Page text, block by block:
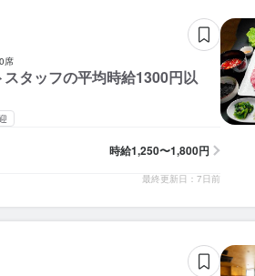
席
タッフの平均時給1300円以
時給1,250〜1,800円
最終更新日：7日前